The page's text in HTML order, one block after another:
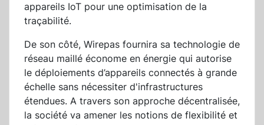
appareils IoT pour une optimisation de la
traçabilité.
De son côté, Wirepas fournira sa technologie de
réseau maillé économe en énergie qui autorise
le déploiements d’appareils connectés à grande
échelle sans nécessiter d'infrastructures
étendues. A travers son approche décentralisée,
la société va amener les notions de flexibilité et